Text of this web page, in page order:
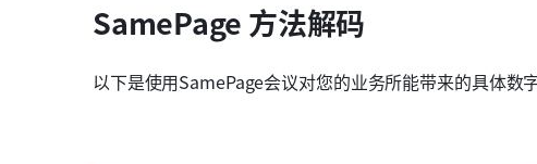
SamePage 方法解码
以下是使用SamePage会议对您的业务所能带来的具体数